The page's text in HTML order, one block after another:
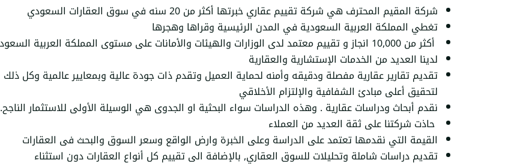
شركة المقيم المحترف هي شركة تقييم عقاري خبرتها أكثر من 20 سنه في سوق العقارات السعودي
تغطي المملكة العربية السعودية في المدن الرئيسية وقراها وهجرها
أكثر من 10,000 انجاز و تقييم معتمد لدى الوزارات والهيئات والأمانات على مستوى المملكة العربية السعودي
لدينا العديد من الخدمات الإستشارية والعقارية
تقديم تقارير عقارية مفصلة ودقيقه وأمنه لحماية العميل وتقدم ذات جودة عالية وبمعايير عالمية وكل ذلك
لتحقيق أعلى مبادئ الشفافية والإلتزام الأخلاقي
نقدم أبحاث ودراسات عقارية . وهذه الدراسات سواء البحثية او الجدوى هي الوسيلة الأولى للاستثمار الناجح.
حاذت شركتنا على ثقة العديد من العملاء
القيمة التي نقدمها تعتمد على الدراسة وعلى الخبرة وارض الواقع وسعر السوق والبحث فى العقارات
تقديم دراسات شاملة وتحليلات للسوق العقاري, بالإضافة الى تقييم كل أنواع العقارات دون استثناء